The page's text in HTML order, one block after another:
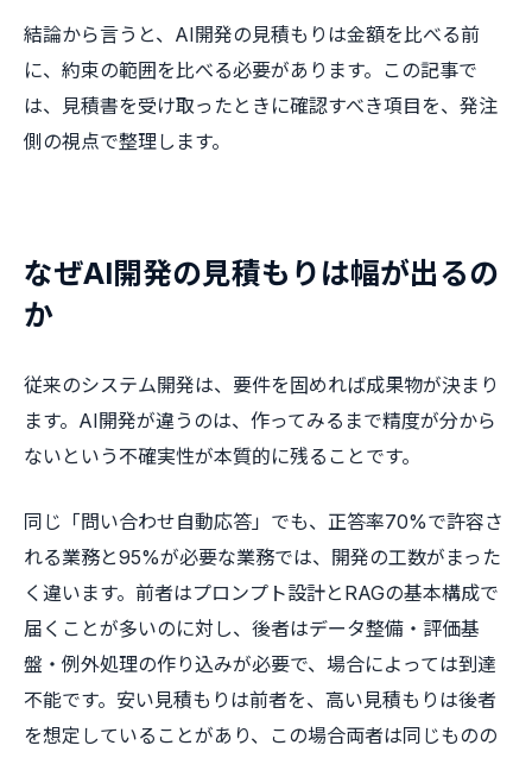
結論から言うと、AI開発の見積もりは金額を比べる前
に、約束の範囲を比べる必要があります。この記事で
は、見積書を受け取ったときに確認すべき項目を、発注
側の視点で整理します。
なぜAI開発の見積もりは幅が出るの
か
従来のシステム開発は、要件を固めれば成果物が決まり
ます。AI開発が違うのは、作ってみるまで精度が分から
ないという不確実性が本質的に残ることです。
同じ「問い合わせ自動応答」でも、正答率70%で許容さ
れる業務と95%が必要な業務では、開発の工数がまった
く違います。前者はプロンプト設計とRAGの基本構成で
届くことが多いのに対し、後者はデータ整備・評価基
盤・例外処理の作り込みが必要で、場合によっては到達
不能です。安い見積もりは前者を、高い見積もりは後者
を想定していることがあり、この場合両者は同じものの